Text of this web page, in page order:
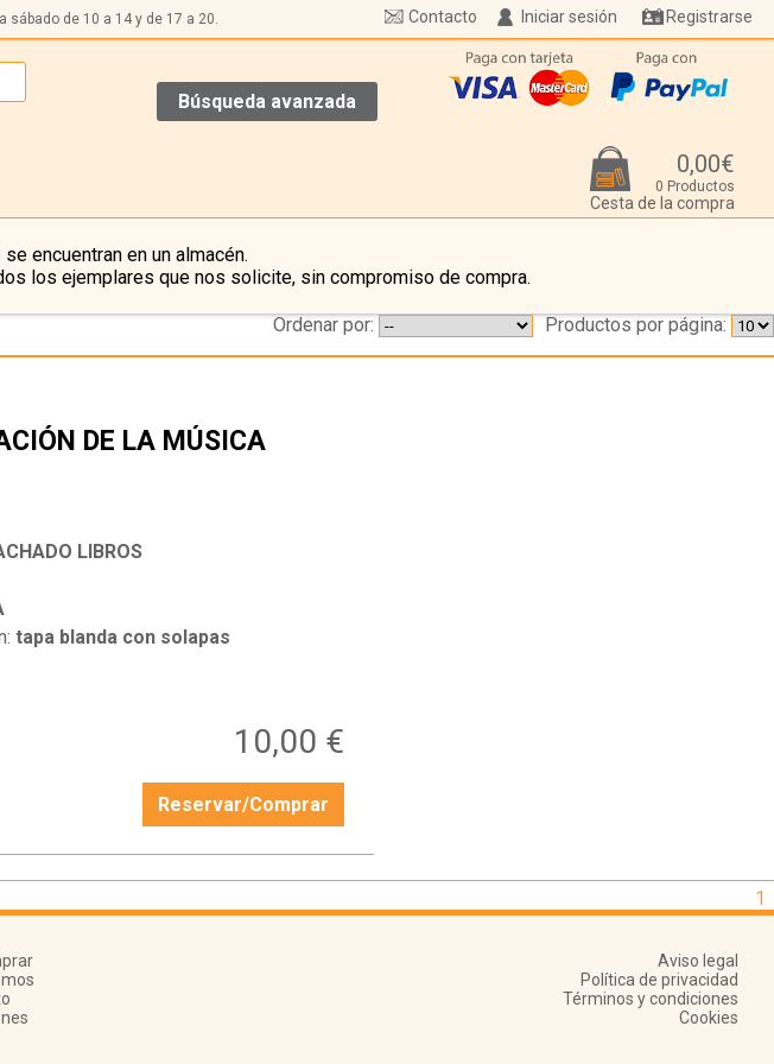
sábado de 10 a 14 y de 17 a 20. Iniciar sesión Registrarse
Contacto
Búsqueda avanzada
0,00€
0 Productos
Cesta de la compra
encuentran en un almacén.
los ejemplares que nos solicite, sin compromiso de compra.
Productos por página:
Ordenar por:
DE LA MÚSICA
LIBROS
tapa blanda con solapas
10,00 €
Reservar/Comprar
1
Aviso legal
Política de privacidad
Términos y condiciones
Cookies